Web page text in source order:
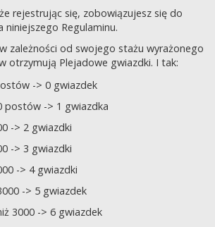
rejestrując się, zobowiązujesz się do
niniejszego Regulaminu.
zależności od swojego stażu wyrażonego
otrzymują Plejadowe gwiazdki. I tak:
-> 0 gwiazdek
postów -> 1 gwiazdka
-> 2 gwiazdki
-> 3 gwiazdki
-> 4 gwiazdki
-> 5 gwiazdek
3000 -> 6 gwiazdek